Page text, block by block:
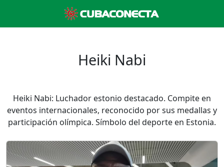
Heiki Nabi
Heiki Nabi: Luchador estonio destacado. Compite en
eventos internacionales, reconocido por sus medallas y
participación olímpica. Símbolo del deporte en Estonia.